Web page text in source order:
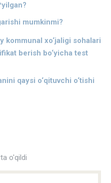
mumkinmi?
kommunal xo‘jaligi sohalari
berish bo‘yicha test
qaysi o‘qituvchi o‘tishi
o'qildi